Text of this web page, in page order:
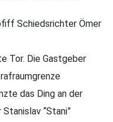
Schiedsrichter Ömer
Tor. Die Gastgeber
das Ding an der
“Stani”